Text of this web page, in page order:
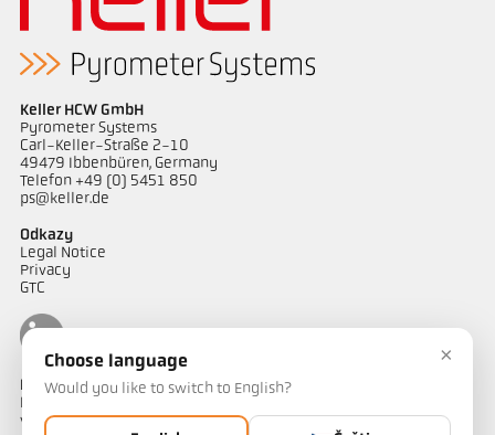
Keller HCW GmbH
Pyrometer Systems
Carl-Keller-Straße 2-10
49479 Ibbenbüren, Germany
Telefon +49 (0) 5451 850
ps@keller.de
Odkazy
Legal Notice
Privacy
GTC
Kontakt
Máte dotazy ohledně našich řešení pro měření teploty? Náš tým
vám bude rád nápomocen.
×
Choose language
Would you like to switch to English?